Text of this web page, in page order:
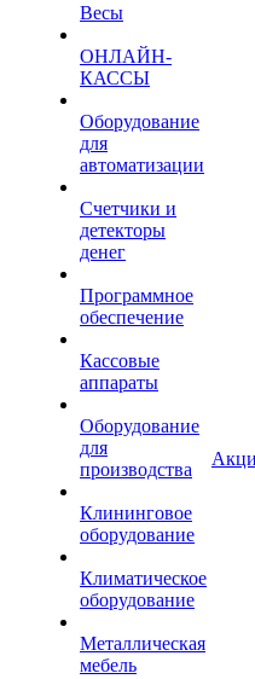
Весы
ОНЛАЙН-
КАССЫ
Оборудование
для
автоматизации
Счетчики и
детекторы
денег
Программное
обеспечение
Кассовые
аппараты
Оборудование
для
производства
Клининговое
оборудование
Климатическое
оборудование
Металлическая
мебель